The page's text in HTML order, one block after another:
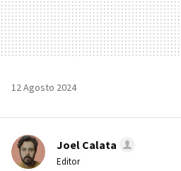
12 Agosto 2024
Joel Calata
Editor